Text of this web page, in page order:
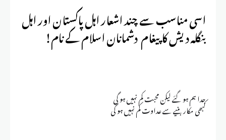
اسی مناسب سے چند اشعار اہل پاکستان اور اہل
بنگلہ دیش کا پیغام دشمانان اسلام کے نام!
جدا ہم ہو گئے لیکن محبت کم نہیں ہو گی
کبھی مکار بنیے سے عداوت کم نہیں ہو گی